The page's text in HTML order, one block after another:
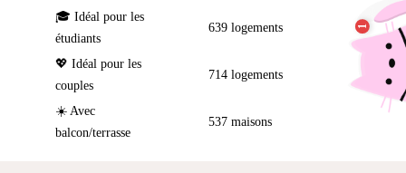
🎓 Idéal pour les
étudiants
639 logements
💖 Idéal pour les
couples
714 logements
☀️ Avec
balcon/terrasse
537 maisons